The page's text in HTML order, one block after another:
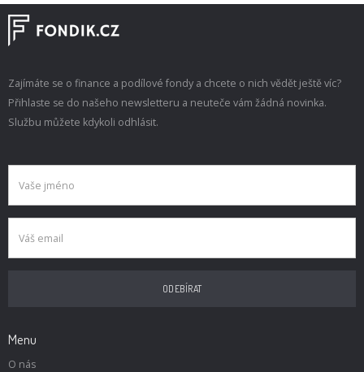
Zajímáte se o finance a podílové fondy a chcete o nich vědět ještě víc?
Přihlaste se do našeho newsletteru a neuteče vám žádná novinka.
Službu můžete kdykoli odhlásit.
Menu
O nás